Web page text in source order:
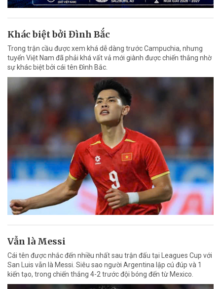
Khác biệt bởi Đình Bắc
Trong trận cầu được xem khá dễ dàng trước Campuchia, nhưng
tuyển Việt Nam đã phải khá vất vả mới giành được chiến thắng nhờ
sự khác biệt bởi cái tên Đình Bắc.
Vẫn là Messi
Cái tên được nhắc đến nhiều nhất sau trận đấu tại Leagues Cup với
San Luis vẫn là Messi. Siêu sao người Argentina lập cú đúp và 1
kiến tạo, trong chiến thắng 4-2 trước đội bóng đến từ Mexico.